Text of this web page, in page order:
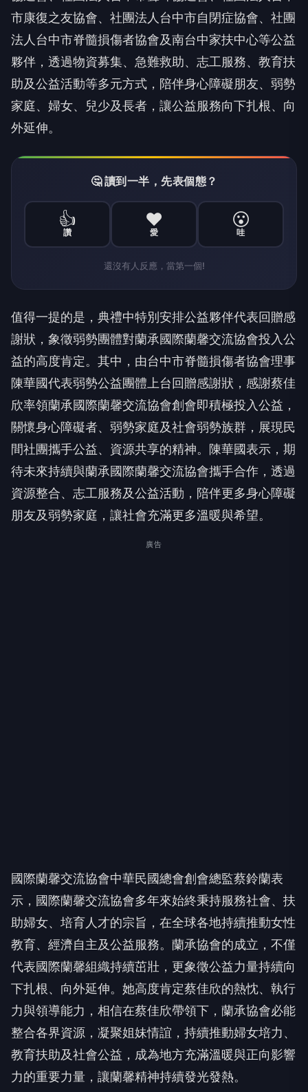
市康復之友協會、社團法人台中市自閉症協會、社團
法人台中市脊髓損傷者協會及南台中家扶中心等公益
夥伴，透過物資募集、急難救助、志工服務、教育扶
助及公益活動等多元方式，陪伴身心障礙朋友、弱勢
家庭、婦女、兒少及長者，讓公益服務向下扎根、向
外延伸。
🤔 讀到一半，先表個態？
👍
讚
❤️
愛
😮
哇
還沒有人反應，當第一個!
值得一提的是，典禮中特別安排公益夥伴代表回贈感
謝狀，象徵弱勢團體對蘭承國際蘭馨交流協會投入公
益的高度肯定。其中，由台中市脊髓損傷者協會理事
陳華國代表弱勢公益團體上台回贈感謝狀，感謝蔡佳
欣率領蘭承國際蘭馨交流協會創會即積極投入公益，
關懷身心障礙者、弱勢家庭及社會弱勢族群，展現民
間社團攜手公益、資源共享的精神。陳華國表示，期
待未來持續與蘭承國際蘭馨交流協會攜手合作，透過
資源整合、志工服務及公益活動，陪伴更多身心障礙
朋友及弱勢家庭，讓社會充滿更多溫暖與希望。
廣告
國際蘭馨交流協會中華民國總會創會總監蔡鈴蘭表
示，國際蘭馨交流協會多年來始終秉持服務社會、扶
助婦女、培育人才的宗旨，在全球各地持續推動女性
教育、經濟自主及公益服務。蘭承協會的成立，不僅
代表國際蘭馨組織持續茁壯，更象徵公益力量持續向
下扎根、向外延伸。她高度肯定蔡佳欣的熱忱、執行
力與領導能力，相信在蔡佳欣帶領下，蘭承協會必能
整合各界資源，凝聚姐妹情誼，持續推動婦女培力、
教育扶助及社會公益，成為地方充滿溫暖與正向影響
力的重要力量，讓蘭馨精神持續發光發熱。